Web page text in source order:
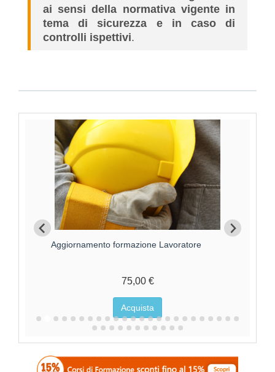
ai sensi della normativa vigente in
tema di sicurezza e in caso di
controlli ispettivi.
Aggiornamento formazione Lavoratore
75,00 €
Acquista